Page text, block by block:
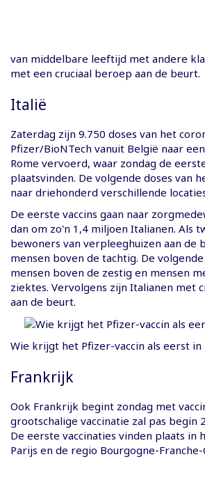
van middelbare leeftijd met andere
met een cruciaal beroep aan de beurt.
Italië
Zaterdag zijn 9.750 doses van het
Pfizer/BioNTech vanuit België naar
Rome vervoerd, waar zondag de
plaatsvinden. De volgende doses van
naar driehonderd verschillende
De eerste vaccins gaan naar
dan om zo'n 1,4 miljoen Italianen. Als
bewoners van verpleeghuizen aan de
mensen boven de tachtig. De
mensen boven de zestig en mensen
ziektes. Vervolgens zijn Italianen met
aan de beurt.
Wie krijgt het Pfizer-vaccin als eerst in
Frankrijk
Ook Frankrijk begint zondag met
grootschalige vaccinatie zal pas begin
De eerste vaccinaties vinden plaats in
Parijs en de regio Bourgogne-